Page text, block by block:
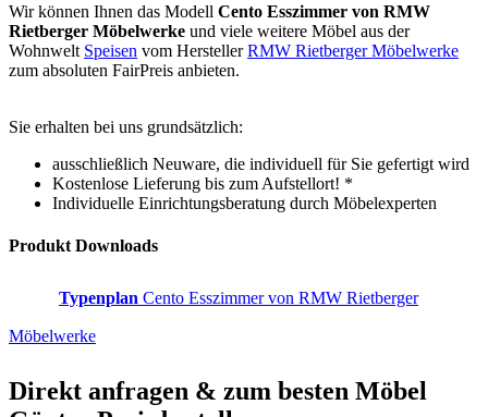
Wir können Ihnen das Modell Cento Esszimmer von RMW
Rietberger Möbelwerke und viele weitere Möbel aus der
Wohnwelt Speisen vom HerstellerRMW Rietberger Möbelwerke
zum absoluten FairPreis anbieten.
Sie erhalten bei uns grundsätzlich:
ausschließlich Neuware, die individuell für Sie gefertigt wird
Kostenlose Lieferung bis zum Aufstellort! *
Individuelle Einrichtungsberatung durch Möbelexperten
Produkt Downloads
Typenplan Cento Esszimmer von RMW Rietberger
Möbelwerke
Direkt anfragen & zum besten Möbel